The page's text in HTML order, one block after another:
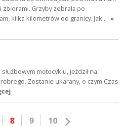
zbiorami. Grzyby zebrała po
kilka kilometrów od granicy. Jak… »
motocyklu, jeździł na
Zostanie ukarany, o czym Czas
8 9 10